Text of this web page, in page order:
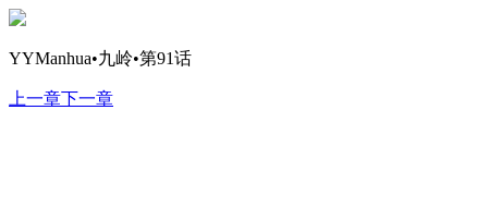
YYManhua•九岭•第91话
上一章下一章